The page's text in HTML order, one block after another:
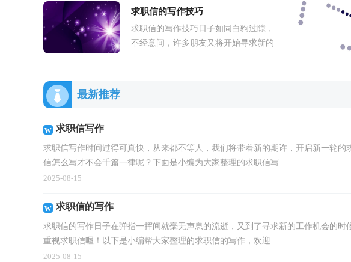
呢...
求职信的写作技巧
求职信的写作技巧日子如同白驹过隙，
不经意间，许多朋友又将开始寻求新的
最新推荐
求职信写作
求职信写作时间过得可真快，从来都不等人，我们将带着新的期许，开启新一轮
信怎么写才不会千篇一律呢？下面是小编为大家整理的求职信写...
2025-08-15
求职信的写作
求职信的写作日子在弹指一挥间就毫无声息的流逝，又到了寻求新的工作机会的
重视求职信喔！以下是小编帮大家整理的求职信的写作，欢迎...
2025-08-15